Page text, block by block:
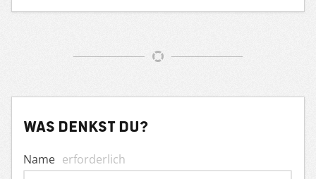
Was denkst du?
Name erforderlich